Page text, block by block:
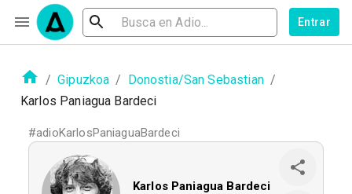
Entrar
/ Gipuzkoa / Donostia/San Sebastian /
Karlos Paniagua Bardeci
#adioKarlosPaniaguaBardeci
Karlos Paniagua Bardeci